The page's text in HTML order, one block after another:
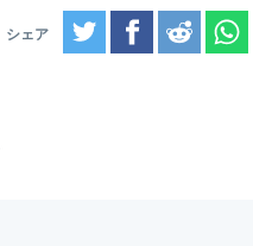
TwitterFacebook